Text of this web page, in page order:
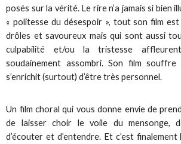
posés sur la vérité. Le rire n’a jamais si bien
« politesse du désespoir », tout son film
drôles et savoureux mais qui sont aussi
culpabilité et/ou la tristesse
soudainement assombri. Son film souffre
s’enrichit (surtout) d’être très personnel.
Un film choral qui vous donne envie de
de laisser choir le voile du mensonge,
d’écouter et d’entendre. Et c’est